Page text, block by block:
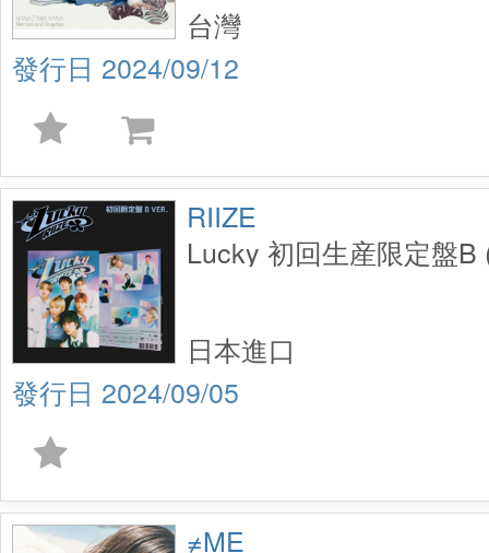
2024/09/12
台灣
RIIZE
Lucky 初回生産限定盤B
2024/09/05
日本進口
≠ME